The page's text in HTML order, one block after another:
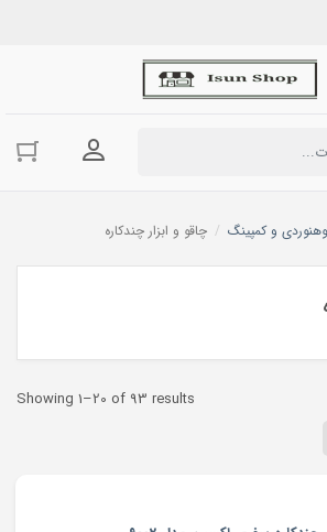
ورود به
و کمپینگ / چاقو و ابزار چندکاره
Showing 1–20 of 93 results